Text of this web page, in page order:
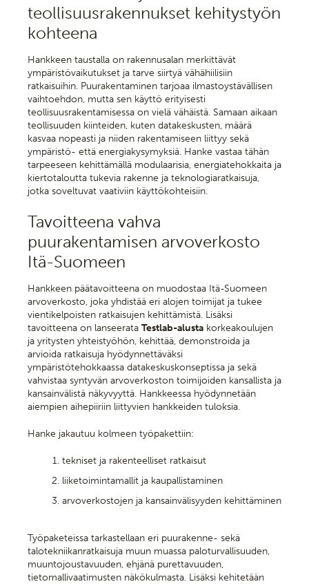
teollisuusrakennukset kehitystyön
kohteena
Hankkeen taustalla on rakennusalan merkittävät
ympäristövaikutukset ja tarve siirtyä vähähiilisiin
ratkaisuihin. Puurakentaminen tarjoaa ilmastoystävällisen
vaihtoehdon, mutta sen käyttö erityisesti
teollisuusrakentamisessa on vielä vähäistä. Samaan aikaan
teollisuuden kiinteiden, kuten datakeskusten, määrä
kasvaa nopeasti ja niiden rakentamiseen liittyy sekä
ympäristö- että energiakysymyksiä. Hanke vastaa tähän
tarpeeseen kehittämällä modulaarisia, energiatehokkaita ja
kiertotaloutta tukevia rakenne ja teknologiaratkaisuja,
jotka soveltuvat vaativiin käyttökohteisiin.
Tavoitteena vahva
puurakentamisen arvoverkosto
Itä-Suomeen
Hankkeen päätavoitteena on muodostaa Itä-Suomeen
arvoverkosto, joka yhdistää eri alojen toimijat ja tukee
vientikelpoisten ratkaisujen kehittämistä. Lisäksi
tavoitteena on lanseerata Testlab-alusta korkeakoulujen
ja yritysten yhteistyöhön, kehittää, demonstroida ja
arvioida ratkaisuja hyödynnettäväksi
ympäristötehokkaassa datakeskuskonseptissa ja sekä
vahvistaa syntyvän arvoverkoston toimijoiden kansallista ja
kansainvälistä näkyvyyttä. Hankkeessa hyödynnetään
aiempien aihepiiriin liittyvien hankkeiden tuloksia.
Hanke jakautuu kolmeen työpakettiin:
tekniset ja rakenteelliset ratkaisut
liiketoimintamallit ja kaupallistaminen
arvoverkostojen ja kansainvälisyyden kehittäminen
Työpaketeissa tarkastellaan eri puurakenne- sekä
talotekniikanratkaisuja muun muassa paloturvallisuuden,
muuntojoustavuuden, ehjänä purettavuuden,
tietomallivaatimusten näkökulmasta. Lisäksi kehitetään